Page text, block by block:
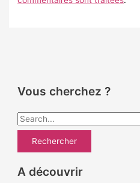
Vous cherchez ?
R
e
A découvrir